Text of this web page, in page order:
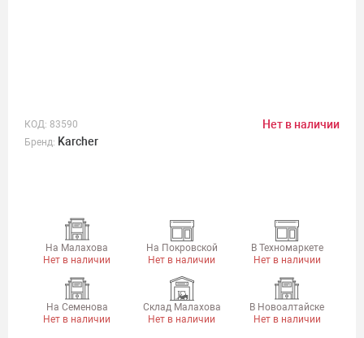
КОД: 83590 Нет в наличии
Бренд: Karcher
На Малахова
Нет в наличии
На Покровской
Нет в наличии
В Техномаркете
Нет в наличии
На Семенова
Нет в наличии
Склад Малахова
Нет в наличии
В Новоалтайске
Нет в наличии